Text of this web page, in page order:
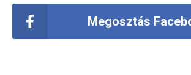
Megosztás